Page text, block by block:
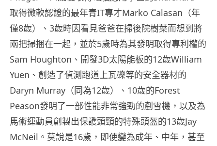
取得微軟認證的最年青IT專才Marko Calasan（年
僅8歲）、3歲時因看見爸爸在掃後院樹葉而想到將
兩把掃捆在一起，並於5歲時為其發明取得專利權的
Sam Houghton、開發3D太陽能板的12歲William
Yuen、創造了偵測跑道上瓦礫等的安全器材的
Daryn Murray（同為12歲）、10歲的Forest
Peason發明了一部性能非常強勁的剷雪機，以及為
馬術運動員創製出保護頭頸的特殊頭盔的13歲Jay
McNeil。莫說是16歲，即使變為成年、中年，甚至